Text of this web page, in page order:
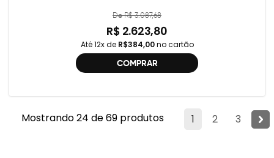
De R$ 3.087,68
R$ 2.623,80
Até 12x de R$384,00no cartão
COMPRAR
1 2 3
Mostrando 24 de 69 produtos